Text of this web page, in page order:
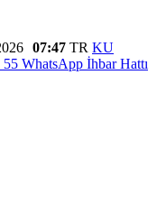
07:47 TR KU
55 WhatsApp İhbar Hattı